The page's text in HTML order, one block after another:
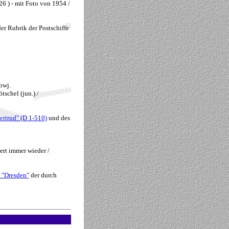
) - mit Foto von 1954 /
Rubrik der Postschiffe
(jun.) /
(D 1-510)und des
immer wieder /
der durch